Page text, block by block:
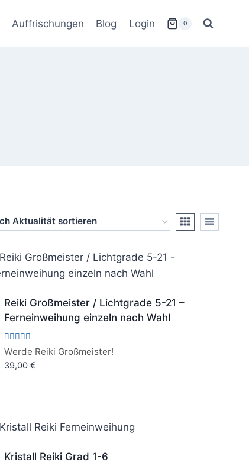
Auffrischungen Blog Login 0
Reiki Großmeister / Lichtgrade 5-21 –
Ferneinweihung einzeln nach Wahl
Bewertet
mit
5.00
Werde Reiki Großmeister!
39,00€
Kristall Reiki Grad 1-6